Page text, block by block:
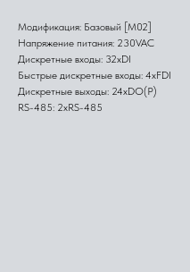
Модификация: Базовый [M02]
Напряжение питания: 230VAC
Дискретные входы: 32xDI
Быстрые дискретные входы: 4xFDI
Дискретные выходы: 24xDO(Р)
RS-485: 2xRS-485